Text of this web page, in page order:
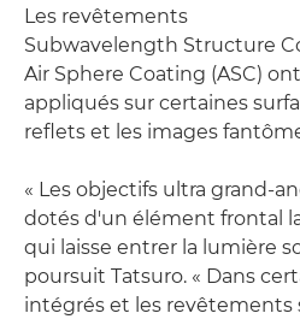
Les revêtements
Subwavelength Structure
Air Sphere Coating (ASC)
appliqués sur certaines
reflets et les images
« Les objectifs ultra grand-
dotés d'un élément frontal
qui laisse entrer la lumière
poursuit Tatsuro. « Dans
intégrés et les revêtements